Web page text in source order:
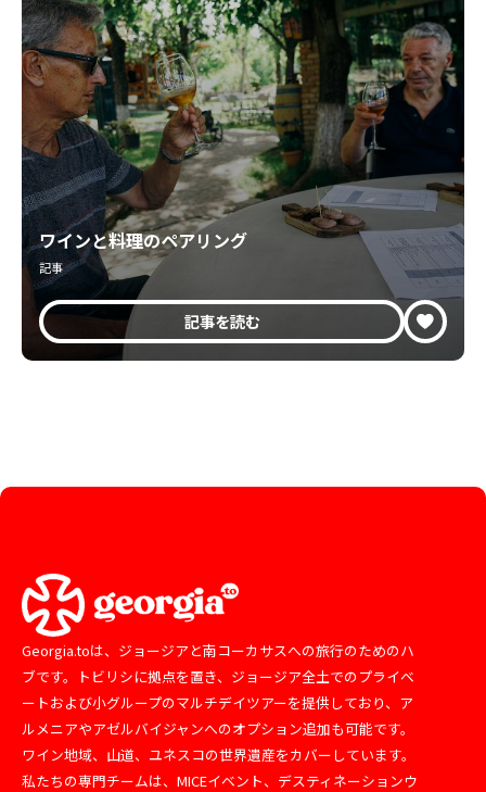
ワインと料理のペアリング
記事
記事を読む
Georgia.toは、ジョージアと南コーカサスへの旅行のためのハ
ブです。トビリシに拠点を置き、ジョージア全土でのプライベ
ートおよび小グループのマルチデイツアーを提供しており、ア
ルメニアやアゼルバイジャンへのオプション追加も可能です。
ワイン地域、山道、ユネスコの世界遺産をカバーしています。
私たちの専門チームは、MICEイベント、デスティネーションウ